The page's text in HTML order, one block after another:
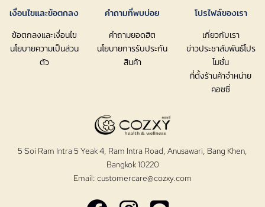
เงื่อนไขและข้อตกลง
ข้อตกลงและเงื่อนไข
นโยบายความเป็นส่วน
ตัว
คำถามที่พบบ่อย
คำถามยอดฮิต
นโยบายการรับประกัน
สินค้า
โปรไฟล์ของเรา
เกี่ยวกับเรา
ข่าวประชาสัมพันธ์โปร
โมชั่น
ที่ตั้งร้านค้าจำหน่าย
คอซซี่
5 Soi Ram Intra 5 Yeak 4, Ram Intra Road, Anusawari, Bang Khen,
Bangkok 10220
Email: customercare@cozxy.com